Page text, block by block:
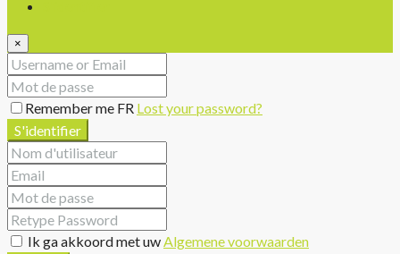
×
Remember me FR Lost your password?
S'identifier
Ik ga akkoord met uwAlgemene voorwaarden